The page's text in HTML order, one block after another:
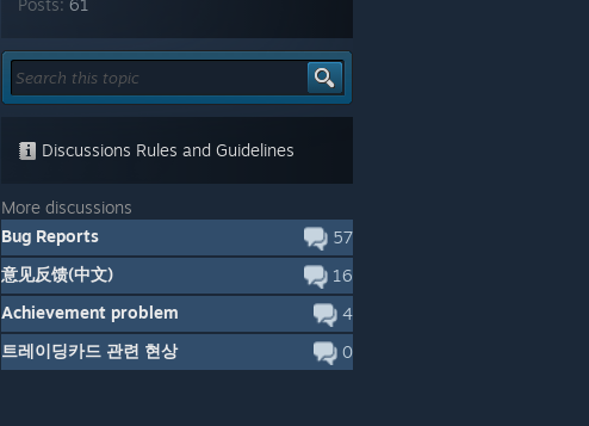
Posts: 61
Discussions Rules and Guidelines
More discussions
57
Bug Reports
16
意见反馈(中文)
4
Achievement problem
0
트레이딩카드 관련 현상